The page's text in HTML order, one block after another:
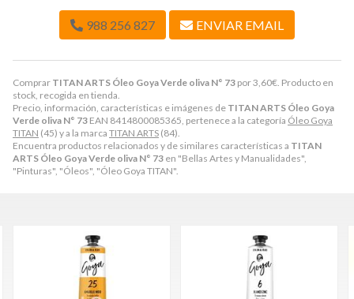
Comprar TITAN ARTS Óleo Goya Verde oliva N° 73 por3,60€. Producto en
stock, recogida en tienda.
Precio, información, características e imágenes de TITAN ARTS Óleo Goya
Verde oliva N° 73 EAN 8414800085365, pertenece a la categoría Óleo Goya
TITAN (45) y a la marca TITAN ARTS (84).
Encuentra productos relacionados y de similares características a TITAN
ARTS Óleo Goya Verde oliva N° 73 en "Bellas Artes y Manualidades",
"Pinturas", "Óleos", "Óleo Goya TITAN".
988 256 827 ENVIAR EMAIL